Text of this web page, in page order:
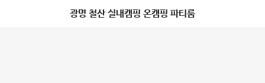
광명 철산 실내캠핑 온캠핑 파티룸